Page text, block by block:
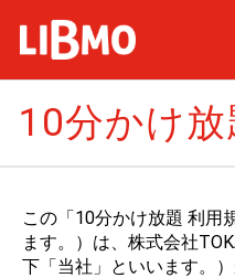
10分かけ
この「10分かけ放題 利用
ます。）は、株式会社
下「当社」といいます。